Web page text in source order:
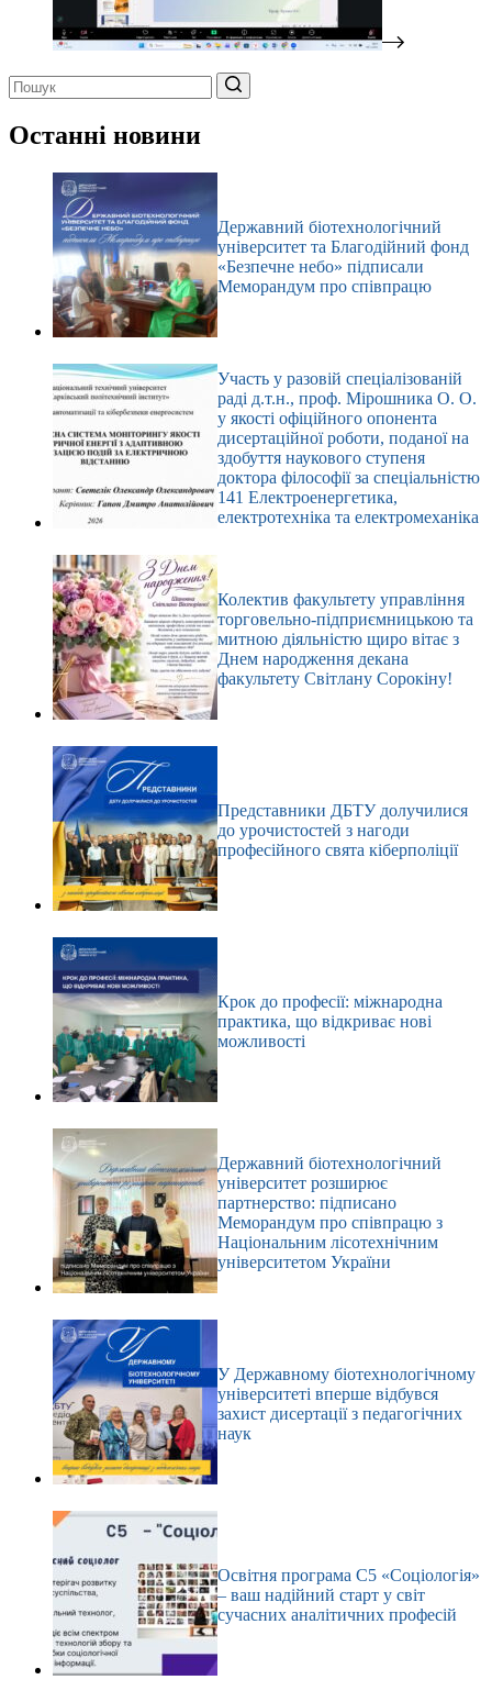
результатів
Останні новини
Державний біотехнологічний
університет та Благодійний фонд
«Безпечне небо» підписали
Меморандум про співпрацю
Участь у разовій спеціалізованій
раді д.т.н., проф. Мірошника О. О.
у якості офіційного опонента
дисертаційної роботи, поданої на
здобуття наукового ступеня
доктора філософії за спеціальністю
141 Електроенергетика,
електротехніка та електромеханіка
Колектив факультету управління
торговельно-підприємницькою та
митною діяльністю щиро вітає з
Днем народження декана
факультету Світлану Сорокіну!
Представники ДБТУ долучилися
до урочистостей з нагоди
професійного свята кіберполіції
Крок до професії: міжнародна
практика, що відкриває нові
можливості
Державний біотехнологічний
університет розширює
партнерство: підписано
Меморандум про співпрацю з
Національним лісотехнічним
університетом України
У Державному біотехнологічному
університеті вперше відбувся
захист дисертації з педагогічних
наук
Освітня програма С5 «Соціологія»
– ваш надійний старт у світ
сучасних аналітичних професій